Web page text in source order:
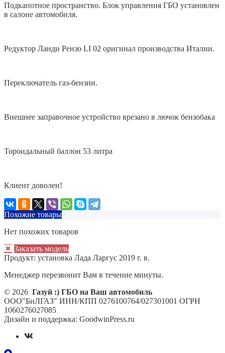
Подкапотное пространство. Блок управления ГБО установлен
в салоне автомобиля.
Редуктор Ланди Рензо LI 02 оригинал производства Италии.
Переключатель газ-бензин.
Внешнее заправочное устройство врезано в лючок бензобака
Тороидальный баллон 53 литра
Клиент доволен!
Похожие товары
Нет похожих товаров
Заказать модель
Продукт: установка Лада Ларгус 2019 г. в.
Менеджер перезвонит Вам в течение минуты.
© 2026 Газуй :) ГБО на Ваш автомобиль
ООО"БиЛГАЗ" ИНН/КПП 0276100764/027301001 ОГРН
1060276027085
Дизайн и поддержка: GoodwinPress.ru